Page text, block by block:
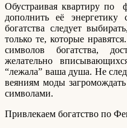
Обустраивая квартиру по
дополнить её энергетику
богатства следует
только те, которые нравятся.
символов богатства,
желательно
“лежала” ваша душа. Не
веяниям моды
символами.
Привлекаем богатство по